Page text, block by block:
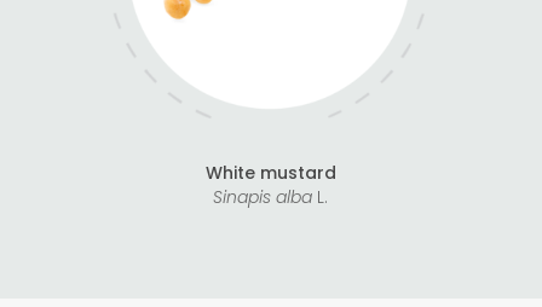
White mustard
Sinapis alba L.